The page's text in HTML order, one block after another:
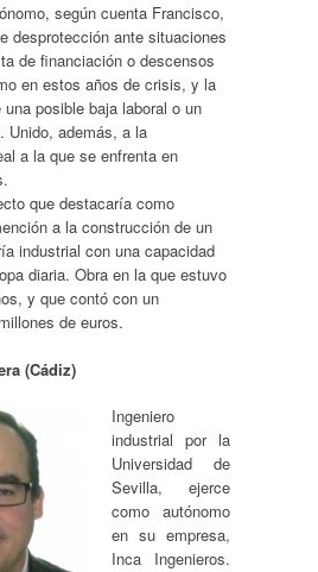
según cuenta Francisco,
desprotección ante situaciones
de financiación o descensos
en estos años de crisis, y la
posible baja laboral o un
Unido, además, a la
a la que se enfrenta en
que destacaría como
a la construcción de un
industrial con una capacidad
diaria. Obra en la que estuvo
y que contó con un
de euros.
(Cádiz)
Ingeniero
industrial por la
Universidad de
Sevilla, ejerce
como autónomo
en su empresa,
Inca Ingenieros.